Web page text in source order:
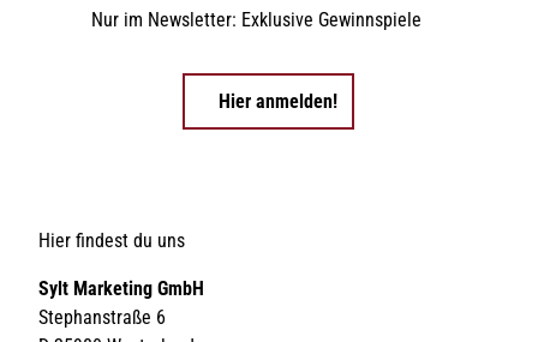
Nur im Newsletter: Exklusive Gewinnspiele
Hier anmelden!
Hier findest du uns
Sylt Marketing GmbH
Stephanstraße 6